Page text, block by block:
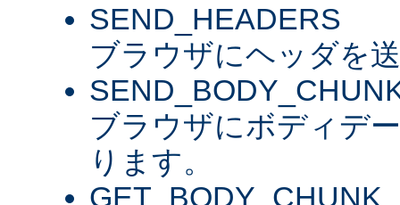
SEND_HEADERS
ブラウザにヘッダを
ブラウザにボディデ
ります。
GET_BODY_CHUNK